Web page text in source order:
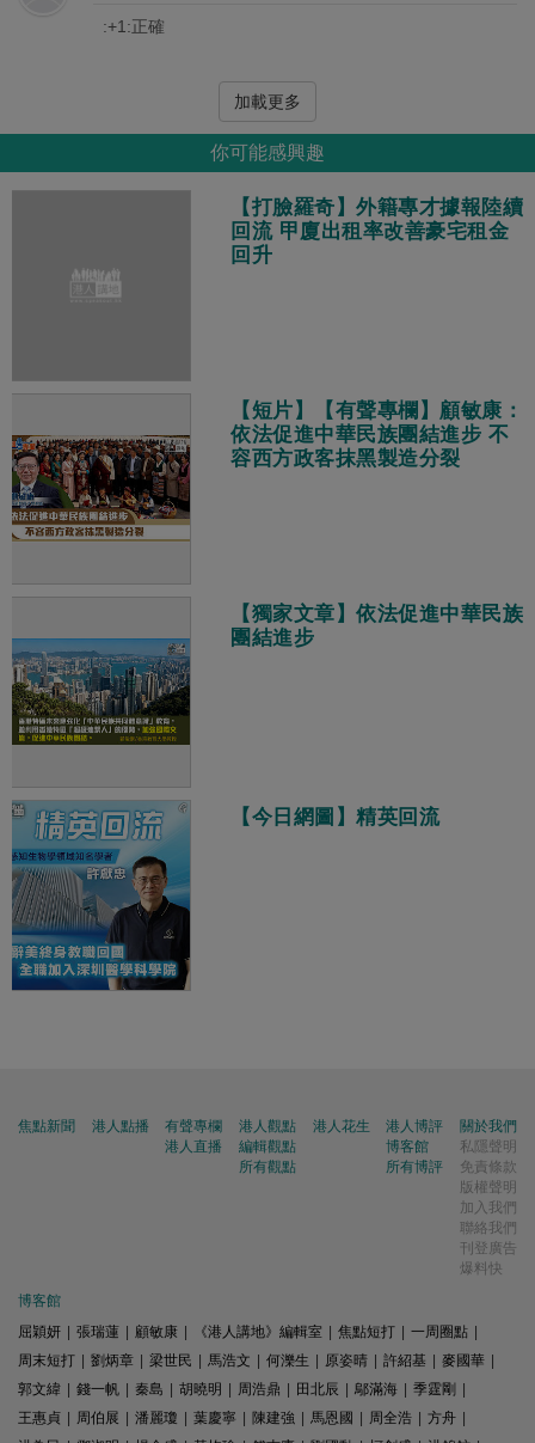
:+1:正確
加載更多
你可能感興趣
【打臉羅奇】外籍專才據報陸續
回流 甲廈出租率改善豪宅租金
回升
【短片】【有聲專欄】顧敏康：​
依法促進中華民族團結進步 不
容西方政客抹黑製造分裂
【獨家文章】依法促進中華民族
團結進步
【今日網圖】精英回流
焦點新聞 港人點播
有聲專欄
港人直播
港人觀點
編輯觀點
所有觀點
港人花生
港人博評
博客館
所有博評
關於我們
私隱聲明
免責條款
版權聲明
加入我們
聯絡我們
刊登廣告
爆料快
博客館
屈穎妍
張瑞蓮 顧敏康 《港人講地》編輯室 焦點短打 一周圈點
周末短打
劉炳章 梁世民 馬浩文 何濼生 原姿晴 許紹基 麥國華
郭文緯
錢一帆 秦島 胡曉明 周浩鼎 田北辰 鄔滿海 季霆剛
王惠貞
周伯展 潘麗瓊 葉慶寧 陳建強 馬恩國 周全浩 方舟